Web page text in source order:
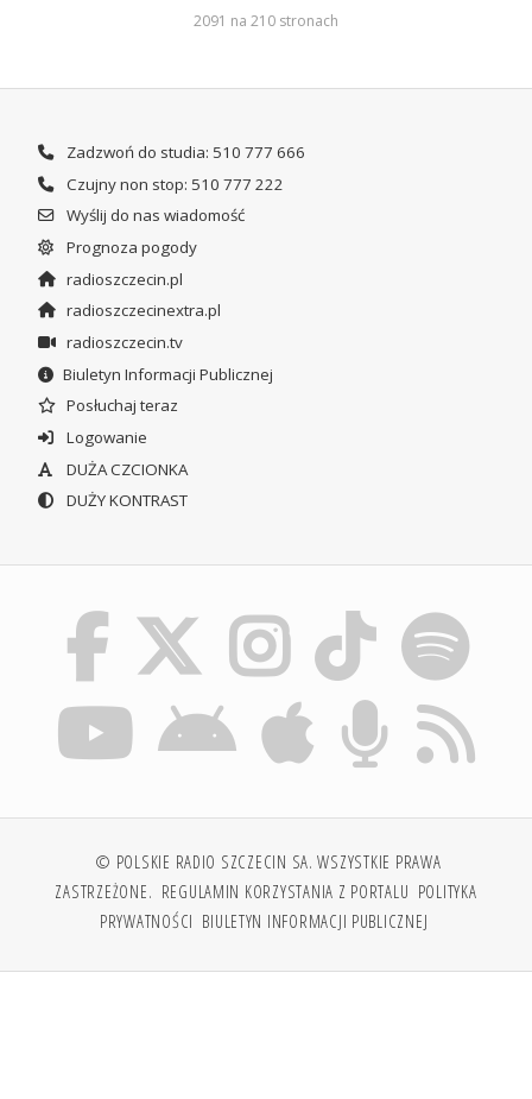
2091 na 210 stronach
Zadzwoń do studia: 510 777 666
Czujny non stop: 510 777 222
Wyślij do nas wiadomość
Prognoza pogody
radioszczecin.pl
radioszczecinextra.pl
radioszczecin.tv
Biuletyn Informacji Publicznej
Posłuchaj teraz
Logowanie
DUŻA CZCIONKA
DUŻY KONTRAST
© POLSKIE RADIO SZCZECIN SA. WSZYSTKIE PRAWA
ZASTRZEŻONE. REGULAMIN KORZYSTANIA Z PORTALU POLITYKA
PRYWATNOŚCI BIULETYN INFORMACJI PUBLICZNEJ